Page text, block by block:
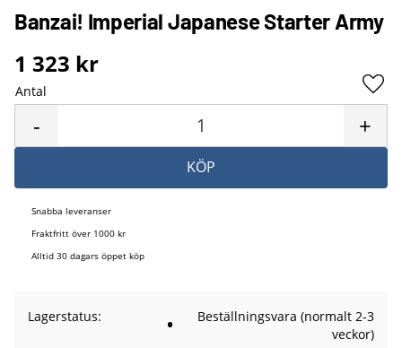
Banzai! Imperial Japanese Starter Army
1 323 kr
Antal
+
-
KÖP
Snabba leveranser
Fraktfritt över 1000 kr
Alltid 30 dagars öppet köp
Lagerstatus
Beställningsvara (normalt 2-3
veckor)